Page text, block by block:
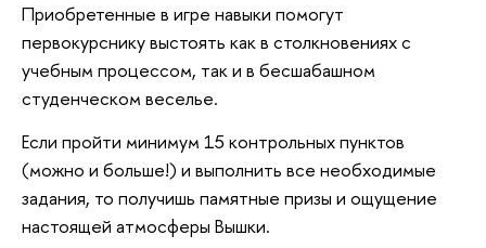
Приобретенные в игре навыки помогут
первокурснику выстоять как в столкновениях с
учебным процессом, так и в бесшабашном
студенческом веселье.
Если пройти минимум 15 контрольных пунктов
(можно и больше!) и выполнить все необходимые
задания, то получишь памятные призы и ощущение
настоящей атмосферы Вышки.